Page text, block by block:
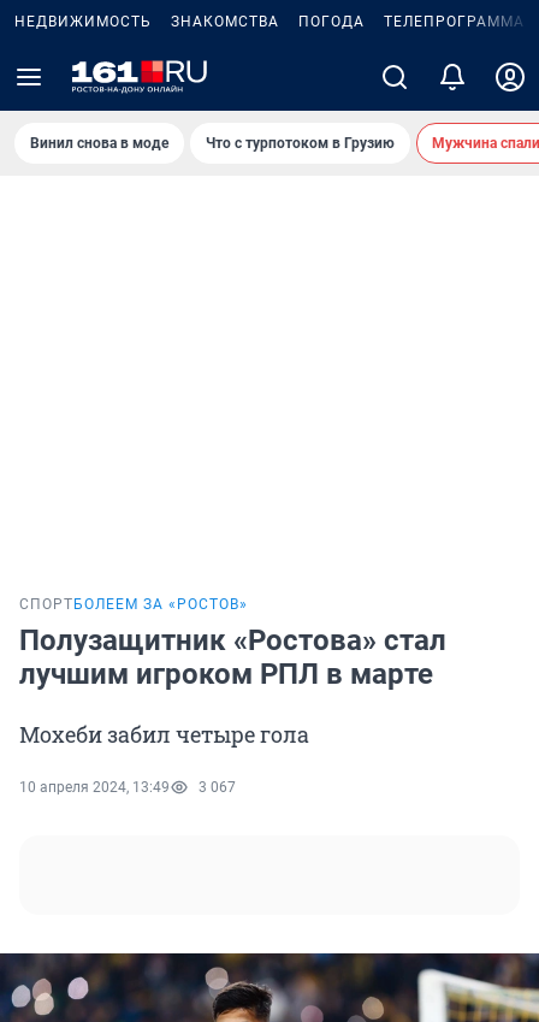
НЕДВИЖИМОСТЬ ЗНАКОМСТВА ПОГОДА ТЕЛЕПРОГРАММА
Винил снова в моде Что с турпотоком в Грузию Мужчина
СПОРТ БОЛЕЕМ ЗА «РОСТОВ»
Полузащитник «Ростова» стал
лучшим игроком РПЛ в марте
Мохеби забил четыре гола
10 апреля 2024, 13:49 3 067